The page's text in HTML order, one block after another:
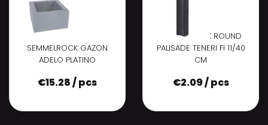
SEMMELROCK GAZON
ADELO PLATINO
€15.28 / pcs
SEMMELROCK ROUND
PALISADE TENERI FI 11/40
CM
€2.09 / pcs